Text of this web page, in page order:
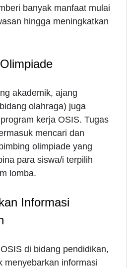
banyak manfaat mulai
hingga meningkatkan
akademik, ajang
olahraga) juga
kerja OSIS. Tugas
mencari dan
olimpiade yang
para siswa/i terpilih
lomba.
Informasi
di bidang pendidikan,
menyebarkan informasi